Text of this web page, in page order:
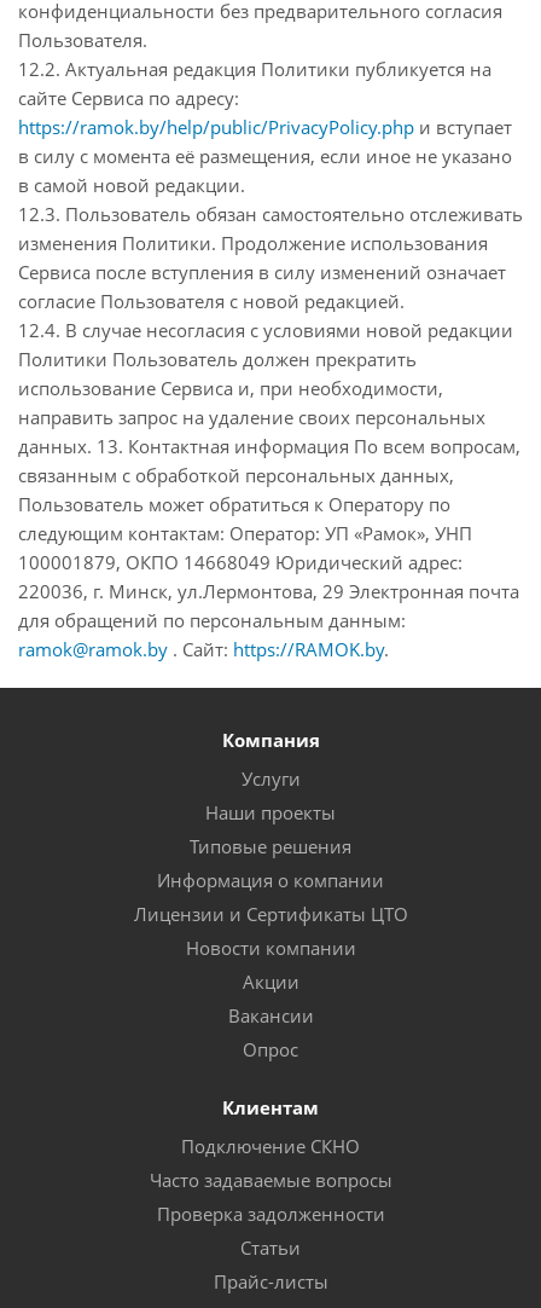
конфиденциальности без предварительного согласия
Пользователя.
12.2. Актуальная редакция Политики публикуется на
сайте Сервиса по адресу:
https://ramok.by/help/public/PrivacyPolicy.php и вступает
в силу с момента её размещения, если иное не указано
в самой новой редакции.
12.3. Пользователь обязан самостоятельно отслеживать
изменения Политики. Продолжение использования
Сервиса после вступления в силу изменений означает
согласие Пользователя с новой редакцией.
12.4. В случае несогласия с условиями новой редакции
Политики Пользователь должен прекратить
использование Сервиса и, при необходимости,
направить запрос на удаление своих персональных
данных. 13. Контактная информация По всем вопросам,
связанным с обработкой персональных данных,
Пользователь может обратиться к Оператору по
следующим контактам: Оператор: УП «Рамок», УНП
100001879, ОКПО 14668049 Юридический адрес:
220036, г. Минск, ул.Лермонтова, 29 Электронная почта
для обращений по персональным данным:
ramok@ramok.by . Сайт: https://RAMOK.by.
Компания
Услуги
Наши проекты
Типовые решения
Информация о компании
Лицензии и Сертификаты ЦТО
Новости компании
Акции
Вакансии
Опрос
Клиентам
Подключение СКНО
Часто задаваемые вопросы
Проверка задолженности
Статьи
Прайс-листы